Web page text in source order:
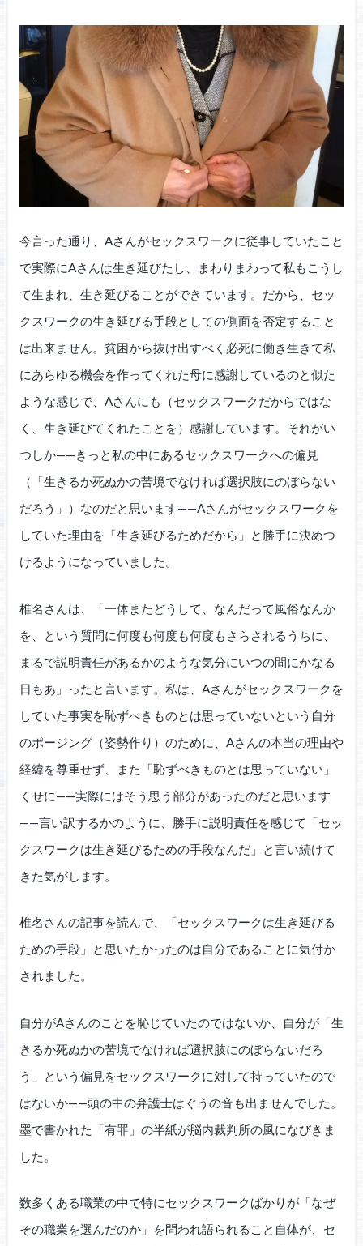
今言った通り、Aさんがセックスワークに従事していたこと
で実際にAさんは生き延びたし、まわりまわって私もこうし
て生まれ、生き延びることができています。だから、セッ
クスワークの生き延びる手段としての側面を否定すること
は出来ません。貧困から抜け出すべく必死に働き生きて私
にあらゆる機会を作ってくれた母に感謝しているのと似た
ような感じで、Aさんにも（セックスワークだからではな
く、生き延びてくれたことを）感謝しています。それがい
つしか——きっと私の中にあるセックスワークへの偏見
（「生きるか死ぬかの苦境でなければ選択肢にのぼらない
だろう」）なのだと思います——Aさんがセックスワークを
していた理由を「生き延びるためだから」と勝手に決めつ
けるようになっていました。
椎名さんは、「一体またどうして、なんだって風俗なんか
を、という質問に何度も何度も何度もさらされるうちに、
まるで説明責任があるかのような気分にいつの間にかなる
日もあ」ったと言います。私は、Aさんがセックスワークを
していた事実を恥ずべきものとは思っていないという自分
のポージング（姿勢作り）のために、Aさんの本当の理由や
経緯を尊重せず、また「恥ずべきものとは思っていない」
くせに——実際にはそう思う部分があったのだと思います
——言い訳するかのように、勝手に説明責任を感じて「セッ
クスワークは生き延びるための手段なんだ」と言い続けて
きた気がします。
椎名さんの記事を読んで、「セックスワークは生き延びる
ための手段」と思いたかったのは自分であることに気付か
されました。
自分がAさんのことを恥じていたのではないか、自分が「生
きるか死ぬかの苦境でなければ選択肢にのぼらないだろ
う」という偏見をセックスワークに対して持っていたので
はないか——頭の中の弁護士はぐうの音も出ませんでした。
墨で書かれた「有罪」の半紙が脳内裁判所の風になびきま
した。
数多くある職業の中で特にセックスワークばかりが「なぜ
その職業を選んだのか」を問われ語られること自体が、セ